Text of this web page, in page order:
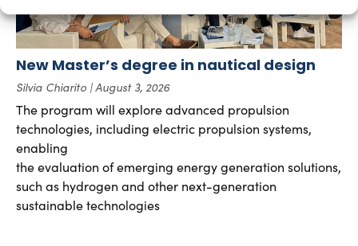
New Master’s degree in nautical design
Silvia Chiarito August 3, 2026
The program will explore advanced propulsion
technologies, including electric propulsion systems,
enabling
the evaluation of emerging energy generation solutions,
such as hydrogen and other next-generation
sustainable technologies